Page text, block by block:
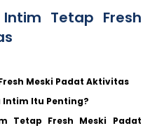
Tetap Fresh
Meski Padat Aktivitas
Intim Itu Penting?
Tetap Fresh Meski Padat